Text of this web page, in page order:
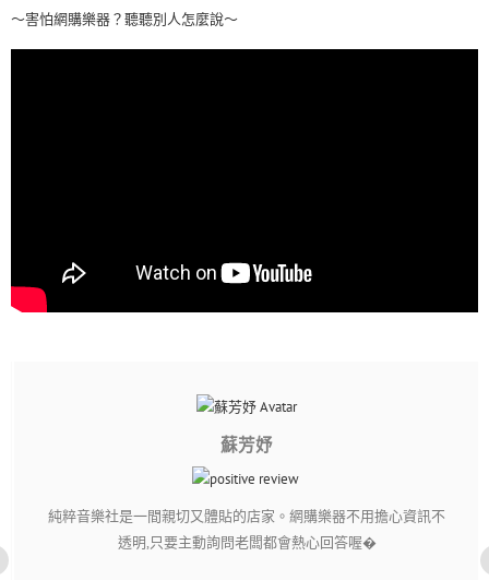
～害怕網購樂器？聽聽別人怎麼說～
蘇芳妤
純粹音樂社是一間親切又體貼的店家。網購樂器不用擔心資訊不
透明,只要主動詢問老闆都會熱心回答喔�